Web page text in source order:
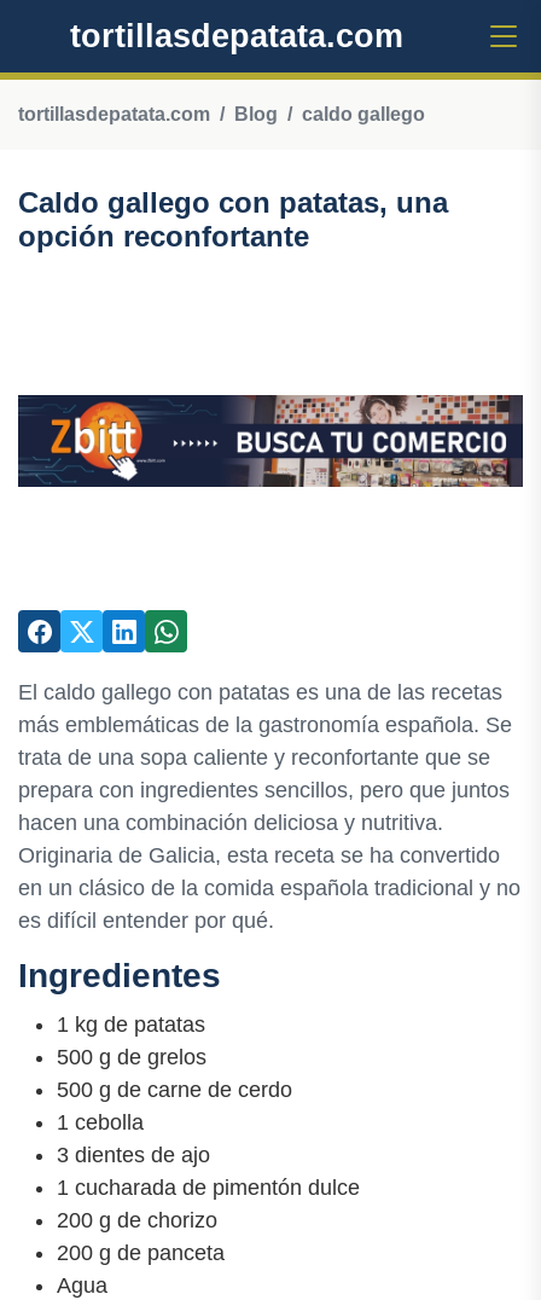
tortillasdepatata.com
tortillasdepatata.com Blog caldo gallego
Caldo gallego con patatas, una
opción reconfortante
El caldo gallego con patatas es una de las recetas
más emblemáticas de la gastronomía española. Se
trata de una sopa caliente y reconfortante que se
prepara con ingredientes sencillos, pero que juntos
hacen una combinación deliciosa y nutritiva.
Originaria de Galicia, esta receta se ha convertido
en un clásico de la comida española tradicional y no
es difícil entender por qué.
Ingredientes
1 kg de patatas
500 g de grelos
500 g de carne de cerdo
1 cebolla
3 dientes de ajo
1 cucharada de pimentón dulce
200 g de chorizo
200 g de panceta
Agua